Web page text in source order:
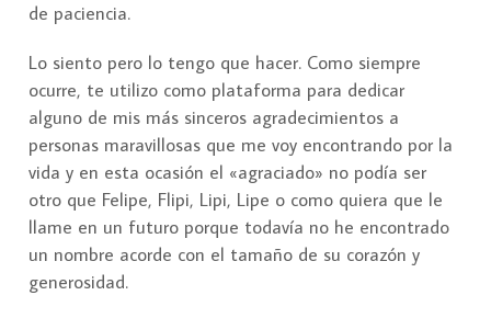
de paciencia.
Lo siento pero lo tengo que hacer. Como siempre
ocurre, te utilizo como plataforma para dedicar
alguno de mis más sinceros agradecimientos a
personas maravillosas que me voy encontrando por la
vida y en esta ocasión el «agraciado» no podía ser
otro que Felipe, Flipi, Lipi, Lipe o como quiera que le
llame en un futuro porque todavía no he encontrado
un nombre acorde con el tamaño de su corazón y
generosidad.